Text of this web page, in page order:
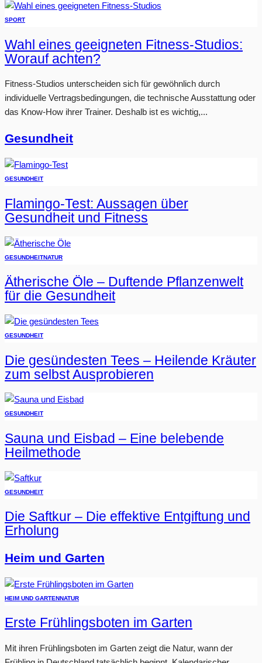
SPORT
Wahl eines geeigneten Fitness-Studios:
Worauf achten?
Fitness-Studios unterscheiden sich für gewöhnlich durch
individuelle Vertragsbedingungen, die technische Ausstattung oder
das Know-How ihrer Trainer. Deshalb ist es wichtig,...
Gesundheit
GESUNDHEIT
Flamingo-Test: Aussagen über
Gesundheit und Fitness
GESUNDHEITNATUR
Ätherische Öle – Duftende Pflanzenwelt
für die Gesundheit
GESUNDHEIT
Die gesündesten Tees – Heilende Kräuter
zum selbst Ausprobieren
GESUNDHEIT
Sauna und Eisbad – Eine belebende
Heilmethode
GESUNDHEIT
Die Saftkur – Die effektive Entgiftung und
Erholung
Heim und Garten
HEIM UND GARTENNATUR
Erste Frühlingsboten im Garten
Mit ihren Frühlingsboten im Garten zeigt die Natur, wann der